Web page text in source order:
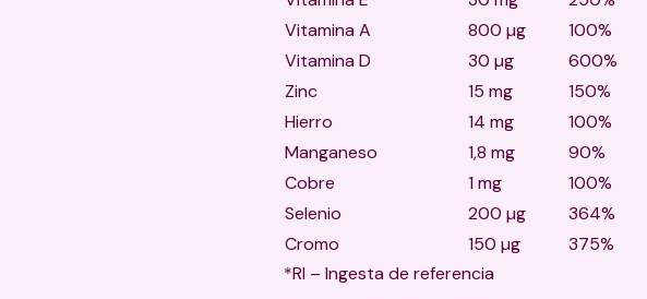
Vitamina A
800 µg
100%
Vitamina D
30 µg
600%
Zinc
15 mg
150%
Hierro
14 mg
100%
Manganeso
1,8 mg
90%
Cobre
1 mg
100%
Selenio
200 µg
364%
Cromo
150 µg
375%
*RI – Ingesta de referencia